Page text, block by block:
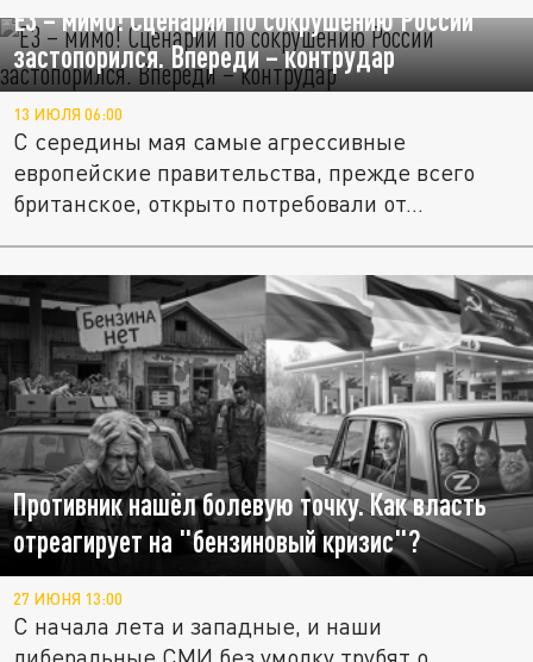
Е3 – мимо! Сценарий по сокрушению России
застопорился. Впереди – контрудар
13 ИЮЛЯ 06:00
С середины мая самые агрессивные
европейские правительства, прежде всего
британское, открыто потребовали от...
Противник нашёл болевую точку. Как власть
отреагирует на "бензиновый кризис"?
27 ИЮНЯ 13:00
С начала лета и западные, и наши
либеральные СМИ без умолку трубят о